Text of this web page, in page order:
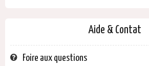
Aide & Contat
Foire aux questions